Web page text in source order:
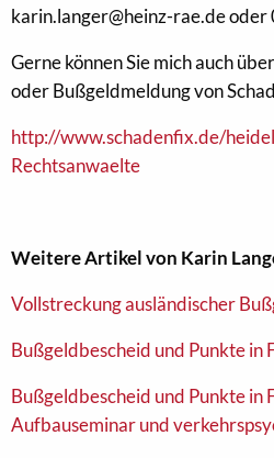
karin.langer@heinz-rae.de
Gerne können Sie mich auch
oder Bußgeldmeldung von
http://www.schadenfix.de/
Rechtsanwaelte
Weitere Artikel von Karin
Vollstreckung ausländischer
Bußgeldbescheid und Punkte in
Bußgeldbescheid und Punkte in
Aufbauseminar und